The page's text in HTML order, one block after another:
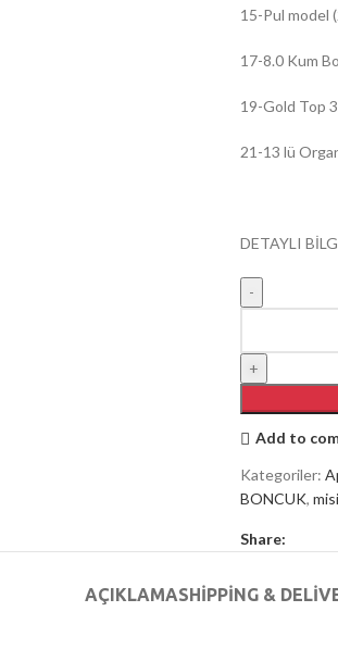
15-Pul model
17-8.0 Kum
19-Gold Top
21-13 lü
DETAYLI
Add to
Kategoriler:
BONCUK,
Share:
AÇIKLAMASHIPPING &